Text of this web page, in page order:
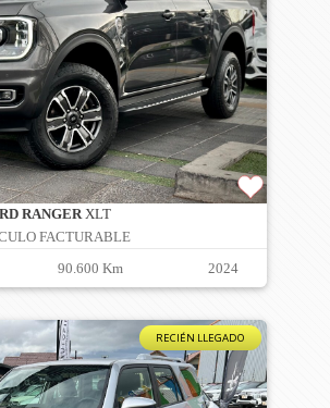
RANGERXLT
FACTURABLE
90.600 Km 2024
RECIÉN LLEGADO